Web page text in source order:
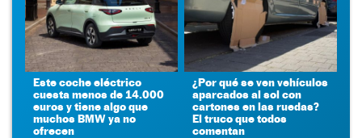
Este coche eléctrico
cuesta menos de 14.000
euros y tiene algo que
muchos BMW ya no
ofrecen
¿Por qué se ven vehículos
aparcados al sol con
cartones en las ruedas?
El truco que todos
comentan